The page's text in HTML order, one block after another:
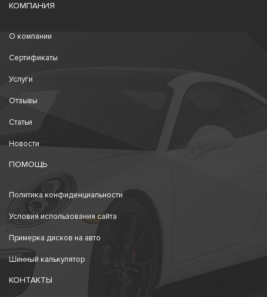
КОМПАНИЯ
О компании
Сертификаты
Услуги
Отзывы
Статьи
Новости
ПОМОЩЬ
Политика конфиденциальности
Условия использования сайта
Примерка дисков на авто
Шинный калькулятор
КОНТАКТЫ